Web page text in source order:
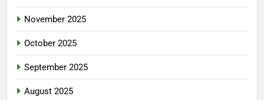
November 2025
October 2025
September 2025
August 2025